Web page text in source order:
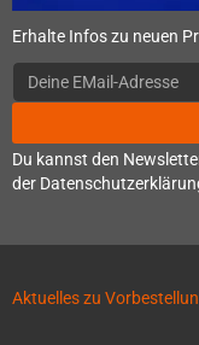
Erhalte Infos zu neuen
Du kannst den
der
Aktuelles zu